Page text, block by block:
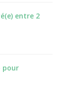
entre 2
pour